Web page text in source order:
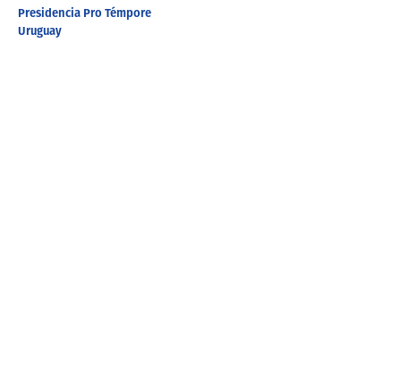
Presidencia Pro Témpore
Uruguay